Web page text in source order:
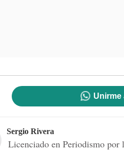
Unirme
Sergio Rivera
Licenciado en Periodismo